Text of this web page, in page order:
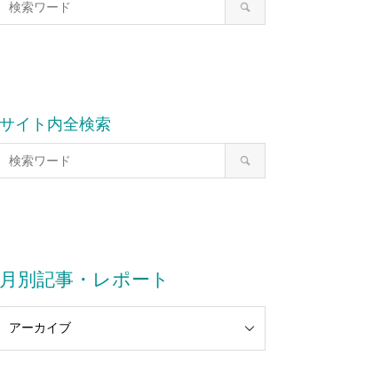
サイト内全検索
月別記事・レポート